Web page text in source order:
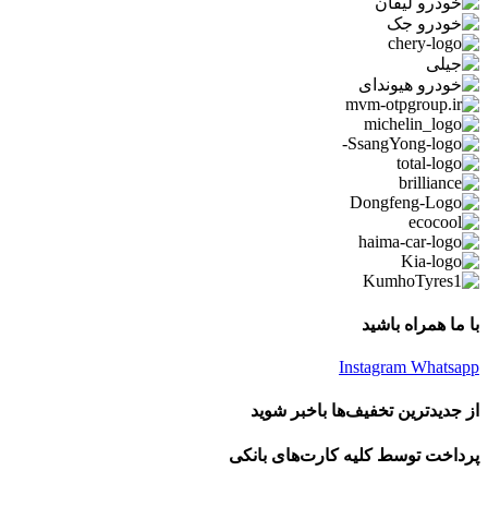
با ما همراه باشید
Instagram Whatsapp
از جدیدترین تخفیف‌ها باخبر شوید
پرداخت توسط کلیه کارت‌های بانکی